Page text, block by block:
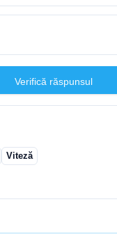
Verifică răspunsul
Viteză